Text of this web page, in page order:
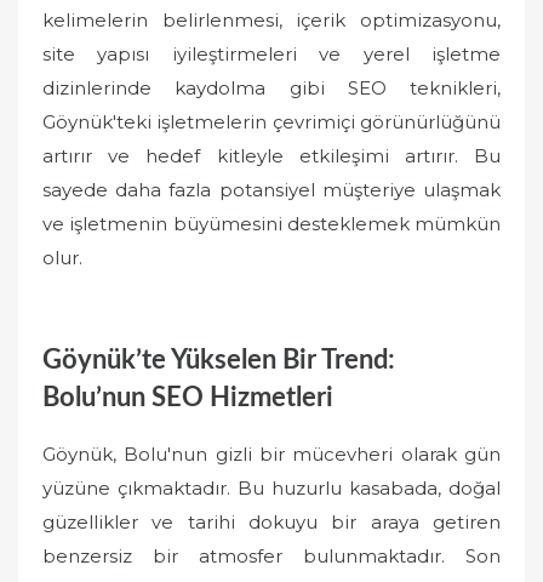
kelimelerin belirlenmesi, içerik optimizasyonu,
site yapısı iyileştirmeleri ve yerel işletme
dizinlerinde kaydolma gibi SEO teknikleri,
Göynük'teki işletmelerin çevrimiçi görünürlüğünü
artırır ve hedef kitleyle etkileşimi artırır. Bu
sayede daha fazla potansiyel müşteriye ulaşmak
ve işletmenin büyümesini desteklemek mümkün
olur.
Göynük’te Yükselen Bir Trend:
Bolu’nun SEO Hizmetleri
Göynük, Bolu'nun gizli bir mücevheri olarak gün
yüzüne çıkmaktadır. Bu huzurlu kasabada, doğal
güzellikler ve tarihi dokuyu bir araya getiren
benzersiz bir atmosfer bulunmaktadır. Son